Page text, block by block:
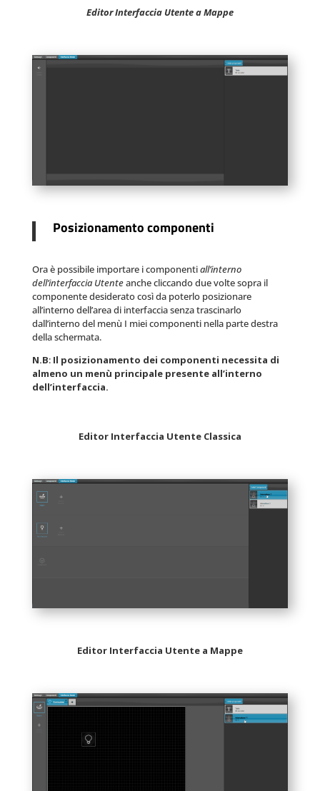
Editor Interfaccia Utente a Mappe
Posizionamento componenti
Ora è possibile importare i componentiall’interno
dell’interfaccia Utenteanche cliccando due volte sopra il
componente desiderato così da poterlo posizionare
all’interno dell’area di interfaccia senza trascinarlo
dall’interno del menù I miei componenti nella parte destra
della schermata.
N.B: Il posizionamento dei componenti necessita di
almeno un menù principale presente all’interno
dell’interfaccia.
Editor Interfaccia Utente Classica
Editor Interfaccia Utente a Mappe